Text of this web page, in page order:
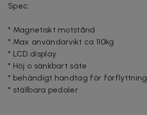
Spec:
* Magnetiskt motstånd
* Max användarvikt ca 110kg
* LCD display
* Höj o sänkbart säte
* behändigt handtag för förflyttning
* ställbara pedaler